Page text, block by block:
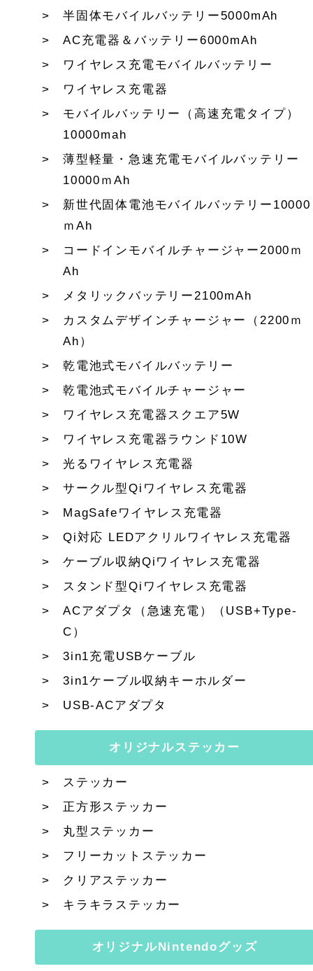
半固体モバイルバッテリー5000mAh
AC充電器＆バッテリー6000mAh
ワイヤレス充電モバイルバッテリー
ワイヤレス充電器
モバイルバッテリー（高速充電タイプ）
10000mah
薄型軽量・急速充電モバイルバッテリー
10000ｍAh
新世代固体電池モバイルバッテリー10000
ｍAh
コードインモバイルチャージャー2000ｍ
Ah
メタリックバッテリー2100mAh
カスタムデザインチャージャー（2200ｍ
Ah）
乾電池式モバイルバッテリー
乾電池式モバイルチャージャー
ワイヤレス充電器スクエア5W
ワイヤレス充電器ラウンド10W
光るワイヤレス充電器
サークル型Qiワイヤレス充電器
MagSafeワイヤレス充電器
Qi対応 LEDアクリルワイヤレス充電器
ケーブル収納Qiワイヤレス充電器
スタンド型Qiワイヤレス充電器
ACアダプタ（急速充電）（USB+Type-
C）
3in1充電USBケーブル
3in1ケーブル収納キーホルダー
USB-ACアダプタ
オリジナルステッカー
ステッカー
正方形ステッカー
丸型ステッカー
フリーカットステッカー
クリアステッカー
キラキラステッカー
オリジナルNintendoグッズ